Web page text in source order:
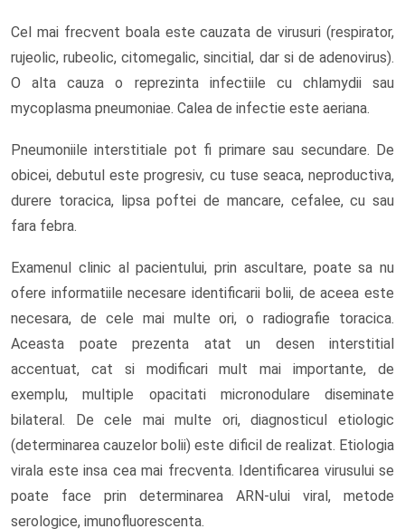
Cel mai frecvent boala este cauzata de virusuri (respirator,
rujeolic, rubeolic, citomegalic, sincitial, dar si de adenovirus).
O alta cauza o reprezinta infectiile cu chlamydii sau
mycoplasma pneumoniae. Calea de infectie este aeriana.
Pneumoniile interstitiale pot fi primare sau secundare. De
obicei, debutul este progresiv, cu tuse seaca, neproductiva,
durere toracica, lipsa poftei de mancare, cefalee, cu sau
fara febra.
Examenul clinic al pacientului, prin ascultare, poate sa nu
ofere informatiile necesare identificarii bolii, de aceea este
necesara, de cele mai multe ori, o radiografie toracica.
Aceasta poate prezenta atat un desen interstitial
accentuat, cat si modificari mult mai importante, de
exemplu, multiple opacitati micronodulare diseminate
bilateral. De cele mai multe ori, diagnosticul etiologic
(determinarea cauzelor bolii) este dificil de realizat. Etiologia
virala este insa cea mai frecventa. Identificarea virusului se
poate face prin determinarea ARN-ului viral, metode
serologice, imunofluorescenta.